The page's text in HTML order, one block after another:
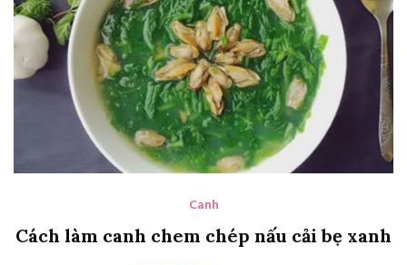
Canh
Cách làm canh chem chép nấu cải bẹ xanh